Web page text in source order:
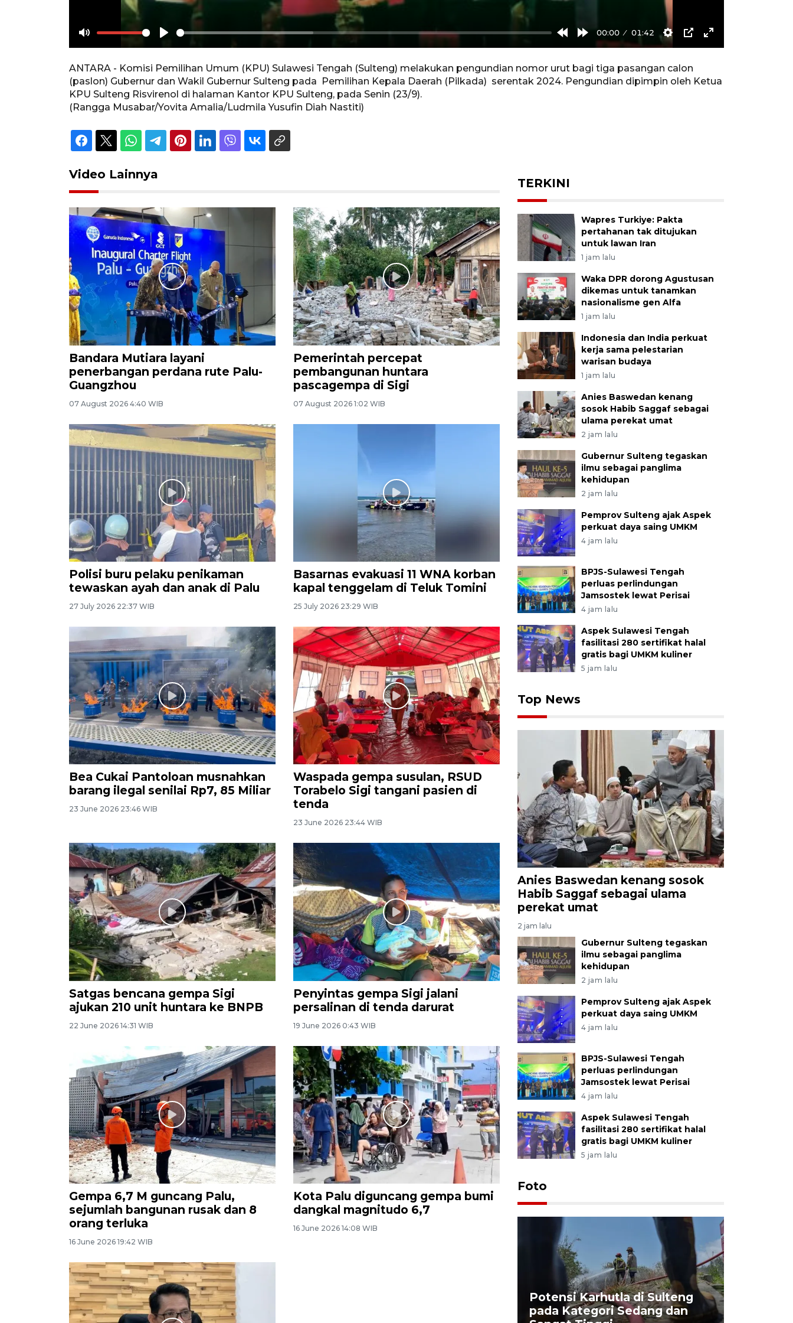
Mute Play
Rewind
10s
Forward
10s
00:00 01:42
Settings
PIP Enter
ANTARA - Komisi Pemilihan Umum (KPU) Sulawesi Tengah (Sulteng) melakukan pengundian nomor urut bagi tiga pasangan calon
(paslon) Gubernur dan Wakil Gubernur Sulteng pada Pemilihan Kepala Daerah (Pilkada) serentak 2024. Pengundian dipimpin oleh Ketua
KPU Sulteng Risvirenol di halaman Kantor KPU Sulteng, pada Senin (23/9).
(Rangga Musabar/Yovita Amalia/Ludmila Yusufin Diah Nastiti)
Video Lainnya
Bandara Mutiara layani
penerbangan perdana rute Palu-
Guangzhou
07 August 2026 4:40 WIB
Pemerintah percepat
pembangunan huntara
pascagempa di Sigi
07 August 2026 1:02 WIB
Polisi buru pelaku penikaman
tewaskan ayah dan anak di Palu
27 July 2026 22:37 WIB
Basarnas evakuasi 11 WNA korban
kapal tenggelam di Teluk Tomini
25 July 2026 23:29 WIB
Bea Cukai Pantoloan musnahkan
barang ilegal senilai Rp7, 85 Miliar
23 June 2026 23:46 WIB
Waspada gempa susulan, RSUD
Torabelo Sigi tangani pasien di
tenda
23 June 2026 23:44 WIB
Satgas bencana gempa Sigi
ajukan 210 unit huntara ke BNPB
22 June 2026 14:31 WIB
Penyintas gempa Sigi jalani
persalinan di tenda darurat
19 June 2026 0:43 WIB
Gempa 6,7 M guncang Palu,
sejumlah bangunan rusak dan 8
orang terluka
16 June 2026 19:42 WIB
Kota Palu diguncang gempa bumi
dangkal magnitudo 6,7
16 June 2026 14:08 WIB
TERKINI
Wapres Turkiye: Pakta
pertahanan tak ditujukan
untuk lawan Iran
1 jam lalu
Waka DPR dorong Agustusan
dikemas untuk tanamkan
nasionalisme gen Alfa
1 jam lalu
Indonesia dan India perkuat
kerja sama pelestarian
warisan budaya
1 jam lalu
Anies Baswedan kenang
sosok Habib Saggaf sebagai
ulama perekat umat
2 jam lalu
Gubernur Sulteng tegaskan
ilmu sebagai panglima
kehidupan
2 jam lalu
Pemprov Sulteng ajak Aspek
perkuat daya saing UMKM
4 jam lalu
BPJS-Sulawesi Tengah
perluas perlindungan
Jamsostek lewat Perisai
4 jam lalu
Aspek Sulawesi Tengah
fasilitasi 280 sertifikat halal
gratis bagi UMKM kuliner
5 jam lalu
Top News
Anies Baswedan kenang sosok
Habib Saggaf sebagai ulama
perekat umat
2 jam lalu
Gubernur Sulteng tegaskan
ilmu sebagai panglima
kehidupan
2 jam lalu
Pemprov Sulteng ajak Aspek
perkuat daya saing UMKM
4 jam lalu
BPJS-Sulawesi Tengah
perluas perlindungan
Jamsostek lewat Perisai
4 jam lalu
Aspek Sulawesi Tengah
fasilitasi 280 sertifikat halal
gratis bagi UMKM kuliner
5 jam lalu
Foto
Potensi Karhutla di Sulteng
pada Kategori Sedang dan